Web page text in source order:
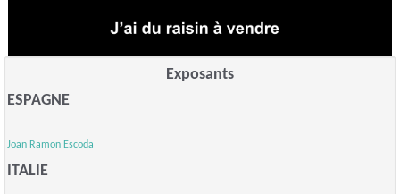
Exposants
ESPAGNE
Joan Ramon Escoda
ITALIE